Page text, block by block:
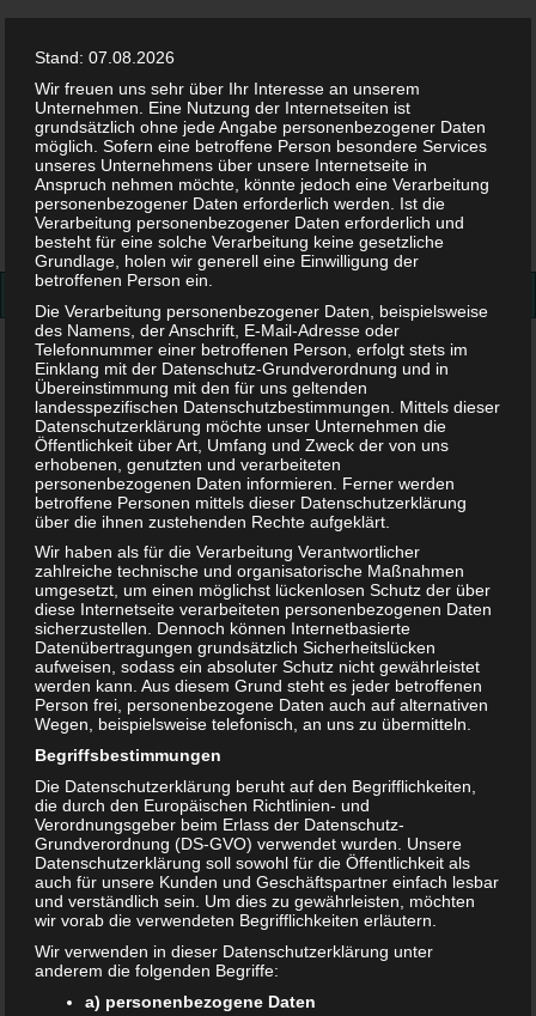
Facebook
Twitter
Suchen
nach:
Schwangerschaft>Schwangerschaftsbeschwerden >
Schwangerschaftssymptome – erste Anzeichen für eine
Schwangerschaft
Schwangerschaftssymptome –
erste Anzeichen für eine
Schwangerschaft
31. MAI 2020
Stand: 07.08.2026
Wir freuen uns sehr über Ihr Interesse an unserem
Unternehmen. Eine Nutzung der Internetseiten ist
grundsätzlich ohne jede Angabe personenbezogener Daten
möglich. Sofern eine betroffene Person besondere Services
unseres Unternehmens über unsere Internetseite in
Anspruch nehmen möchte, könnte jedoch eine Verarbeitung
personenbezogener Daten erforderlich werden. Ist die
Verarbeitung personenbezogener Daten erforderlich und
besteht für eine solche Verarbeitung keine gesetzliche
Grundlage, holen wir generell eine Einwilligung der
betroffenen Person ein.
Die Verarbeitung personenbezogener Daten, beispielsweise
des Namens, der Anschrift, E-Mail-Adresse oder
Telefonnummer einer betroffenen Person, erfolgt stets im
Einklang mit der Datenschutz-Grundverordnung und in
Übereinstimmung mit den für uns geltenden
landesspezifischen Datenschutzbestimmungen. Mittels dieser
Datenschutzerklärung möchte unser Unternehmen die
Öffentlichkeit über Art, Umfang und Zweck der von uns
erhobenen, genutzten und verarbeiteten
personenbezogenen Daten informieren. Ferner werden
betroffene Personen mittels dieser Datenschutzerklärung
über die ihnen zustehenden Rechte aufgeklärt.
Wir haben als für die Verarbeitung Verantwortlicher
zahlreiche technische und organisatorische Maßnahmen
umgesetzt, um einen möglichst lückenlosen Schutz der über
diese Internetseite verarbeiteten personenbezogenen Daten
sicherzustellen. Dennoch können Internetbasierte
Datenübertragungen grundsätzlich Sicherheitslücken
aufweisen, sodass ein absoluter Schutz nicht gewährleistet
werden kann. Aus diesem Grund steht es jeder betroffenen
Person frei, personenbezogene Daten auch auf alternativen
Wegen, beispielsweise telefonisch, an uns zu übermitteln.
Begriffsbestimmungen
Die Datenschutzerklärung beruht auf den Begrifflichkeiten,
die durch den Europäischen Richtlinien- und
Verordnungsgeber beim Erlass der Datenschutz-
Grundverordnung (DS-GVO) verwendet wurden. Unsere
Datenschutzerklärung soll sowohl für die Öffentlichkeit als
auch für unsere Kunden und Geschäftspartner einfach lesbar
und verständlich sein. Um dies zu gewährleisten, möchten
wir vorab die verwendeten Begrifflichkeiten erläutern.
Wir verwenden in dieser Datenschutzerklärung unter
anderem die folgenden Begriffe:
a) personenbezogene Daten